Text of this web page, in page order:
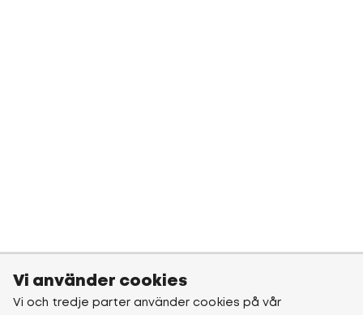
Vi använder cookies
Vi och tredje parter använder cookies på vår